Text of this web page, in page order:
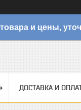
и цены,
ДОСТАВКА И